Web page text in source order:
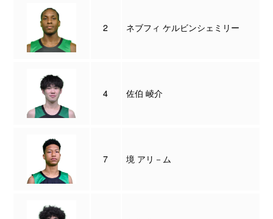
2 ネブフィ ケルビンシェミリー
4 佐伯 崚介
7 境 アリ－ム